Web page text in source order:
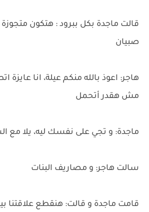
قالت ماجدة بكل ببرود : هتكون
صبيان
هاجر: اعوذ بالله منكم عيلة، انا
مش هقدر أتحمل
ماجدة: و تجي على نفسك ليه، يلا مع
سالت هاجر: و مصاريف البنات
قامت ماجدة و قالت: هنقطع علاقتنا